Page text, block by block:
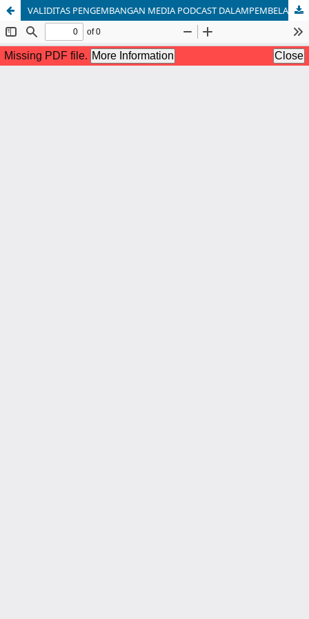
VALIDITAS PENGEMBANGAN MEDIA PODCAST DALAMPEMBELAJARAN BIOLOGI PADA MATERI KEANEKARAGAMANA HAYATI KELAS X SMA/MA